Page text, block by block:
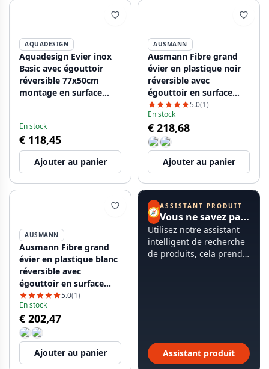
AQUADESIGN
Aquadesign Evier inox
Basic avec égouttoir
réversible 77x50cm
montage en surface
En stock
€ 118,45
Ajouter au panier
AUSMANN
Ausmann Fibre grand
évier en plastique noir
réversible avec
égouttoir en surface
86x50 cm 1208956781
5.0(1)
En stock
€ 218,68
Ajouter au panier
AUSMANN
Ausmann Fibre grand
évier en plastique blanc
réversible avec
égouttoir en surface
86x50 cm 1208956782
5.0(1)
En stock
€ 202,47
Ajouter au panier
🧭ASSISTANT PRODUIT
Vous ne savez pas par où commencer ?
Utilisez notre assistant
intelligent de recherche
de produits, cela prend
Assistant produit